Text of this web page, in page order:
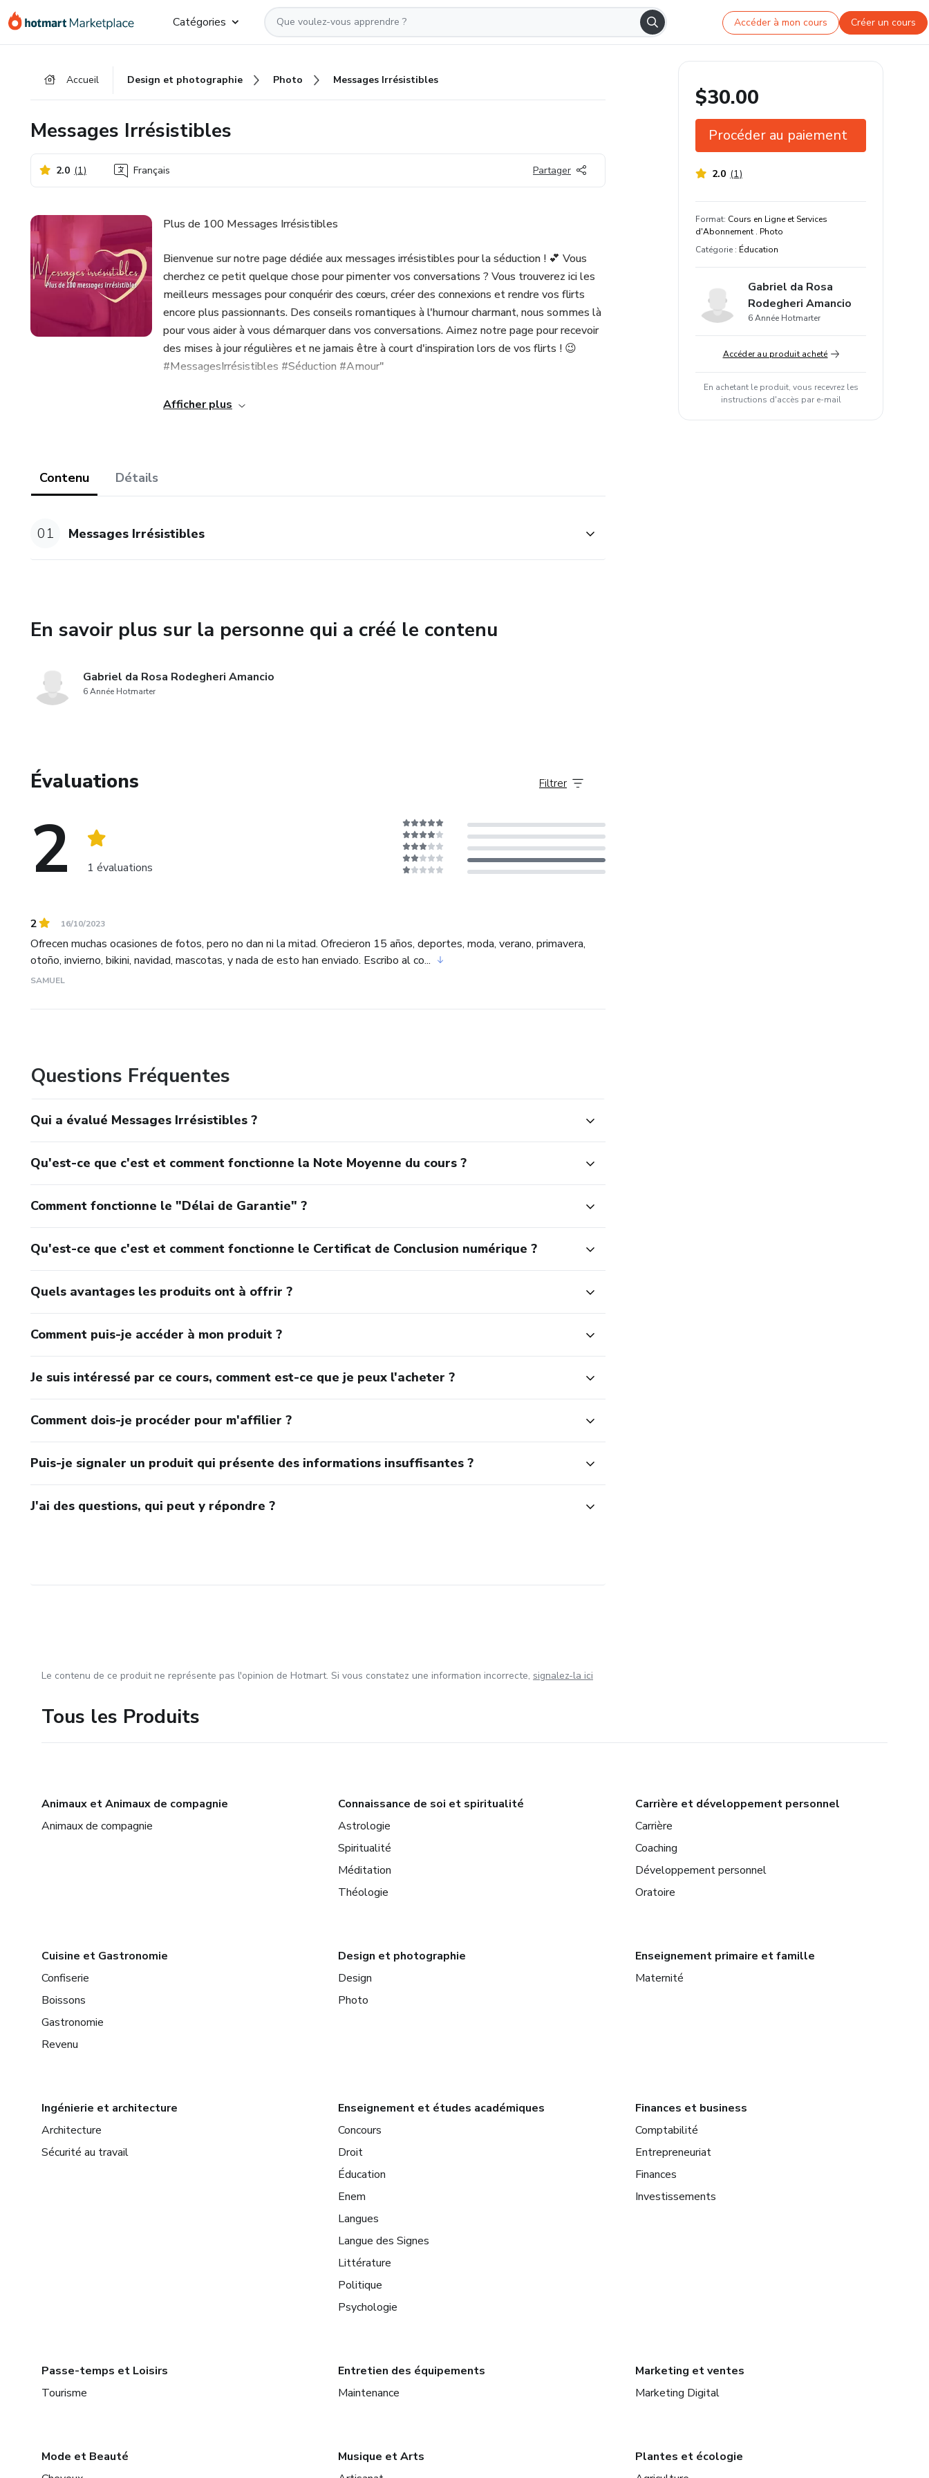
Aller
vers
Procéder
Aller
vers
Catégories Accéder à mon cours Créer un cours
Accueil Design et photographie Photo Messages Irrésistibles
Messages Irrésistibles
2.0 (1) Français Partager
Plus de 100 Messages Irrésistibles
Bienvenue sur notre page dédiée aux messages irrésistibles pour la séduction ! 💕 Vous
cherchez ce petit quelque chose pour pimenter vos conversations ? Vous trouverez ici les
meilleurs messages pour conquérir des cœurs, créer des connexions et rendre vos flirts
encore plus passionnants. Des conseils romantiques à l'humour charmant, nous sommes là
pour vous aider à vous démarquer dans vos conversations. Aimez notre page pour recevoir
des mises à jour régulières et ne jamais être à court d'inspiration lors de vos flirts ! 😉
#MessagesIrrésistibles #Séduction #Amour"
Afficher plus
Contenu Détails
01 Messages Irrésistibles
En savoir plus sur la personne qui a créé le contenu
Gabriel da Rosa Rodegheri Amancio
6 Année Hotmarter
Évaluations
2 1 évaluations
Filtrer
2 16/10/2023
Ofrecen muchas ocasiones de fotos, pero no dan ni la mitad. Ofrecieron 15 años, deportes, moda, verano, primavera,
otoño, invierno, bikini, navidad, mascotas, y nada de esto han enviado. Escribo al co...
SAMUEL
Questions Fréquentes
Qui a évalué Messages Irrésistibles ?
Qu'est-ce que c'est et comment fonctionne la Note Moyenne du cours ?
Comment fonctionne le "Délai de Garantie" ?
Qu'est-ce que c'est et comment fonctionne le Certificat de Conclusion numérique ?
Quels avantages les produits ont à offrir ?
Comment puis-je accéder à mon produit ?
Je suis intéressé par ce cours, comment est-ce que je peux l'acheter ?
Comment dois-je procéder pour m'affilier ?
Puis-je signaler un produit qui présente des informations insuffisantes ?
J'ai des questions, qui peut y répondre ?
$30.00
Procéder au paiement
2.0 (1)
Étudiez à votre façon et sur n'importe
quel appareil
40% d'évaluations positives
Format: Cours en Ligne et Services
d'Abonnement . Photo
Catégorie : Éducation
Gabriel da Rosa
Rodegheri Amancio
6 Année Hotmarter
Accéder au produit acheté
En achetant le produit, vous recevrez les
instructions d'accès par e-mail
Le contenu de ce produit ne représente pas l'opinion de Hotmart. Si vous constatez une information incorrecte, signalez-la ici
Tous les Produits
Animaux et Animaux de compagnie
Animaux de compagnie
Connaissance de soi et spiritualité
Astrologie
Spiritualité
Méditation
Théologie
Carrière et développement personnel
Carrière
Coaching
Développement personnel
Oratoire
Cuisine et Gastronomie
Confiserie
Boissons
Gastronomie
Revenu
Design et photographie
Design
Photo
Enseignement primaire et famille
Maternité
Ingénierie et architecture
Architecture
Sécurité au travail
Enseignement et études académiques
Concours
Droit
Éducation
Enem
Langues
Langue des Signes
Littérature
Politique
Psychologie
Finances et business
Comptabilité
Entrepreneuriat
Finances
Investissements
Passe-temps et Loisirs
Tourisme
Entretien des équipements
Maintenance
Marketing et ventes
Marketing Digital
Mode et Beauté
Musique et Arts
Plantes et écologie